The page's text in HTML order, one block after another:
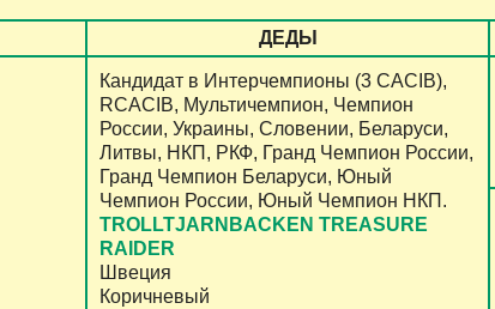
ДЕДЫ
Кандидат в Интерчемпионы (3 САCIB),
RCACIB, Мультичемпион, Чемпион
России, Украины, Словении, Беларуси,
Литвы, НКП, РКФ, Гранд Чемпион России,
Гранд Чемпион Беларуси, Юный
Чемпион России, Юный Чемпион НКП.
TROLLTJARNBACKEN TREASURE
RAIDER
Швеция
Коричневый